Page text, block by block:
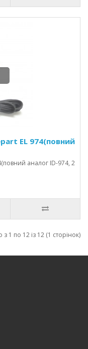
EL 974(повний
аналог ID-974, 2
з 1 по 12 із 12 (1 сторінок)